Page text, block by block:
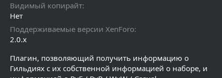
d
t
Видимый копирайт
Нет
Поддерживаемые версии XenForo
2.0.x
Плагин, позволяющий получить информацию о
Гильдиях с их собственной информацией о наборе, и